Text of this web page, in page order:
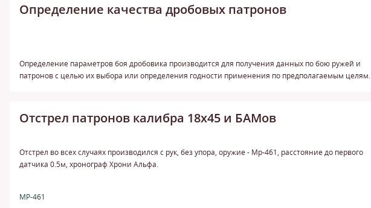
Определение качества дробовых патронов
Определение параметров боя дробовика производится для получения данных по бою ружей и
патронов с целью их выбора или определения годности применения по предполагаемым целям.
Отстрел патронов калибра 18х45 и БАМов
Отстрел во всех случаях производился с рук, без упора, оружие - Мр-461, расстояние до первого
датчика 0.5м, хронограф Хрони Альфа.
МР-461